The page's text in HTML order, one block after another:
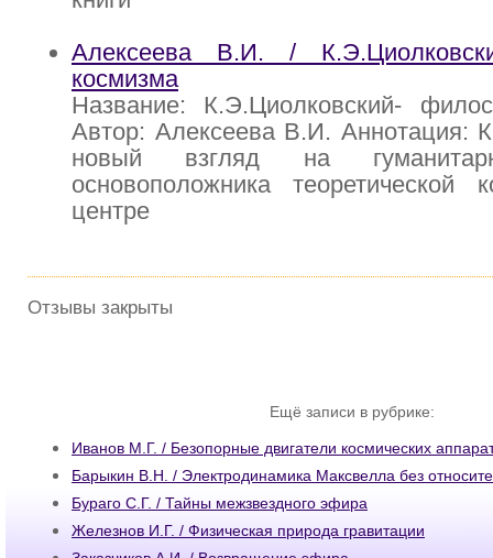
Алексеева В.И. /
космизма
Название: К.Э.Циолковский-
Автор: Алексеева В.И. Аннотация:
новый взгляд на
основоположника теоретической
центре
Отзывы закрыты
Ещё записи в рубрике:
Иванов М.Г. / Безопорные двигатели космических
Барыкин В.Н. / Электродинамика Максвелла без
Бураго С.Г. / Тайны межзвездного эфира
Железнов И.Г. / Физическая природа гравитации